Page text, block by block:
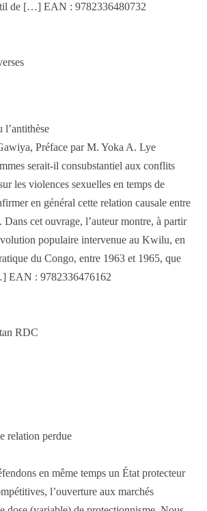
de […] EAN : 9782336480732
l’antithèse
Préface par M. Yoka A. Lye
serait-il consubstantiel aux conflits
les violences sexuelles en temps de
en général cette relation causale entre
cet ouvrage, l’auteur montre, à partir
populaire intervenue au Kwilu, en
du Congo, entre 1963 et 1965, que
EAN : 9782336476162
RDC
relation perdue
en même temps un État protecteur
l’ouverture aux marchés